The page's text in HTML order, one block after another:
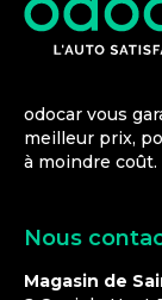
odocar vous
meilleur prix,
à moindre coût.
Nous
Magasin de